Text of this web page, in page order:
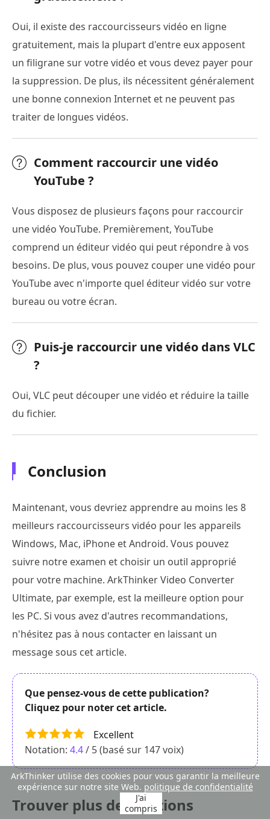
Oui, il existe des raccourcisseurs vidéo en ligne
gratuitement, mais la plupart d'entre eux apposent
un filigrane sur votre vidéo et vous devez payer pour
la suppression. De plus, ils nécessitent généralement
une bonne connexion Internet et ne peuvent pas
traiter de longues vidéos.
Comment raccourcir une vidéo
YouTube ?
Vous disposez de plusieurs façons pour raccourcir
une vidéo YouTube. Premièrement, YouTube
comprend un éditeur vidéo qui peut répondre à vos
besoins. De plus, vous pouvez couper une vidéo pour
YouTube avec n'importe quel éditeur vidéo sur votre
bureau ou votre écran.
Puis-je raccourcir une vidéo dans VLC
?
Oui, VLC peut découper une vidéo et réduire la taille
du fichier.
Conclusion
Maintenant, vous devriez apprendre au moins les 8
meilleurs raccourcisseurs vidéo pour les appareils
Windows, Mac, iPhone et Android. Vous pouvez
suivre notre examen et choisir un outil approprié
pour votre machine. ArkThinker Video Converter
Ultimate, par exemple, est la meilleure option pour
les PC. Si vous avez d'autres recommandations,
n'hésitez pas à nous contacter en laissant un
message sous cet article.
Que pensez-vous de cette publication?
Cliquez pour noter cet article.
Excellent
Notation: 4.4/ 5 (basé sur 147voix)
Trouver plus de solutions
ArkThinker utilise des cookies pour vous garantir la meilleure
expérience sur notre site Web. politique de confidentialité
J'ai
compris